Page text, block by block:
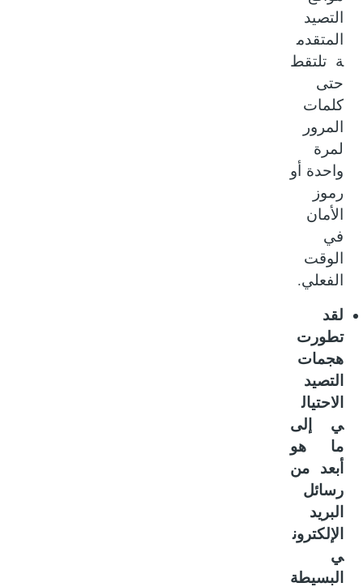
التصيد
المتقدم
ة تلتقط
حتى
كلمات
المرور
لمرة
واحدة أو
رموز
الأمان
في
الوقت
الفعلي.
لقد
تطورت
هجمات
التصيد
الاحتيال
ي إلى
ما هو
أبعد من
رسائل
البريد
الإلكترون
البسيطة